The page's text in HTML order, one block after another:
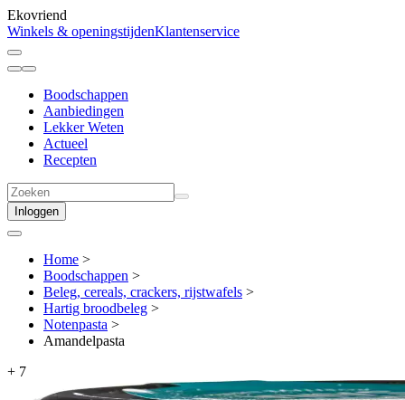
Ekovriend
Winkels & openingstijdenKlantenservice
Boodschappen
Aanbiedingen
Lekker Weten
Actueel
Recepten
Inloggen
Home >
Boodschappen >
Beleg, cereals, crackers, rijstwafels >
Hartig broodbeleg >
Notenpasta >
Amandelpasta
+ 7